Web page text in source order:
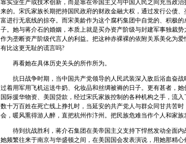
靠实业生产或技术创新，而是靠在帝国主义与中国人民之间充当政
来的。宋氏家族长期把持国民政府的财政金融大权，通过发行公债
富进行无底线的掠夺。而宋美龄作为这个腐朽集团中自觉的、积极
子。她与蒋介石的婚姻，本质上就是买办资产阶级与封建军事独裁
作为垄断资产阶级代言人的利益。把这种赤裸裸的依附关系美化为
有比这更无耻的谎言吗?
再看她在具体历史关头的所作所为。
抗日战争时期，当中国共产党领导的人民武装深入敌后浴血奋战
过着用军用飞机运送牛奶、化妆品和丝绸被褥的日子。更有甚者，
国际援华物资、美国贷款，经过宋氏家族控制的各种机构之手，流
数十万百姓在死亡线上挣扎时，当延安的共产党人与群众同甘共苦
会，暖风熏得游人醉，直把杭州作汴州。把民族危难当作个人和家族
待到抗战胜利，蒋介石集团在美帝国主义支持下悍然发动全面内
她频繁往来于南京与华盛顿之间，在美国国会发表演说，用她那精